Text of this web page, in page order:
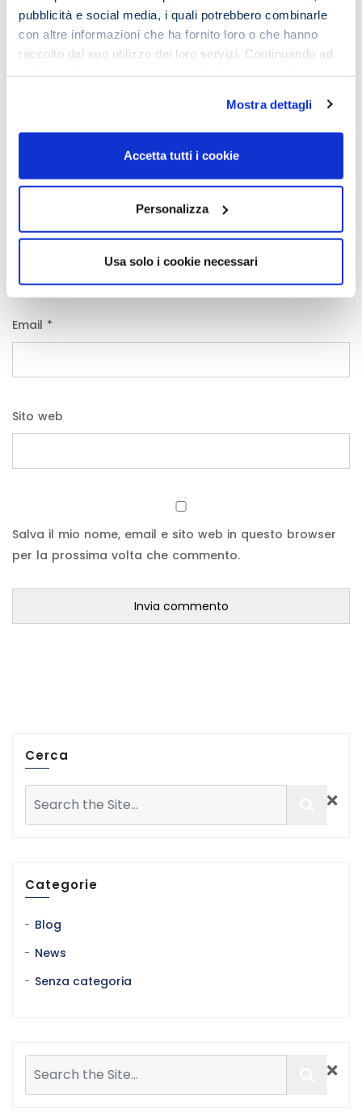
pubblicità e social media, i quali potrebbero combinarle
con altre informazioni che ha fornito loro o che hanno
raccolto dal suo utilizzo dei loro servizi. Continuando ad
Mostra dettagli
Accetta tutti i cookie
Personalizza
Usa solo i cookie necessari
Nome*
Email *
Sito web
Salva il mio nome, email e sito web in questo browser
per la prossima volta che commento.
Cerca
Categorie
Blog
News
Senza categoria